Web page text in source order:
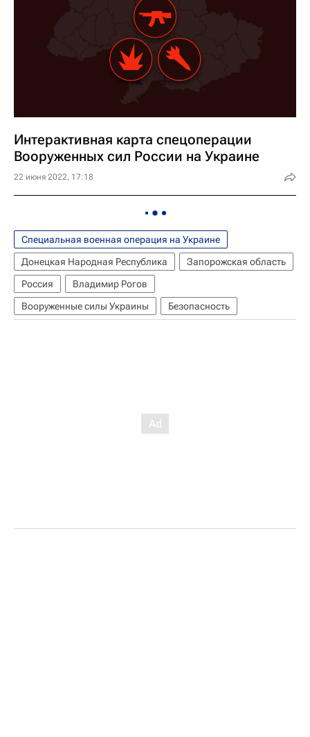
Интерактивная карта спецоперации
Вооруженных сил России на Украине
22 июня 2022, 17:18
Специальная военная операция на Украине
Донецкая Народная Республика
Запорожская область
Россия
Владимир Рогов
Вооруженные силы Украины
Безопасность